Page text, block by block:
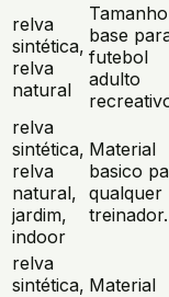
relva
sintética,
relva
natural
Tamanho
base
futebol
adulto
relva
sintética,
relva
natural,
jardim,
indoor
Material
basico
qualquer
treinador.
relva
sintética, Material